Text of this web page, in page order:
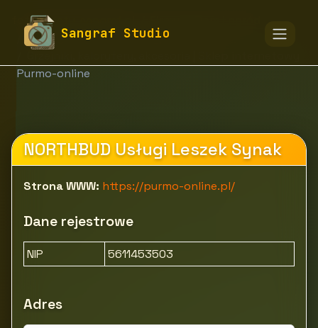
Sangraf Studio
fototapety-sangraf.pl
Tekstylia i pozostałe wyposażenie
Purmo-online
NORTHBUD Usługi Leszek Synak
Strona WWW: https://purmo-online.pl/
Dane rejestrowe
NIP 5611453503
Adres